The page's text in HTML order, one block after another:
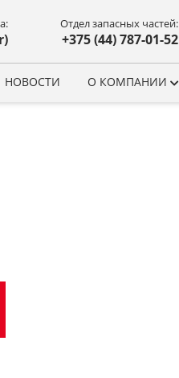
Отдел запасных частей:
+375 (44) 787-01-52
НОВОСТИ О КОМПАНИИ